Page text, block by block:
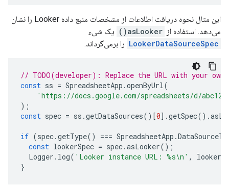
این مثال نحوه دریافت اطلاعات از مشخصات منبع داده Looker را نشان
می‌دهد. استفاده از asLooker()
یک شیء
LookerDataSourceSpec را برمی‌گرداند.
// TODO(developer): Replace the URL with your own.
const ss = SpreadsheetApp .openByUrl(
'https://docs.google.com/spreadsheets/d/
);
const spec = ss .getDataSources()[0].getSpec().
if (spec.getType() === SpreadsheetApp .
const lookerSpec = spec.asLooker();
Logger . log( 'Looker instance URL: %s\n' ,
}